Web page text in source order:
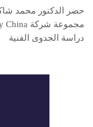
حضر الدكتور محمد
دراسة الجدوى الفنية